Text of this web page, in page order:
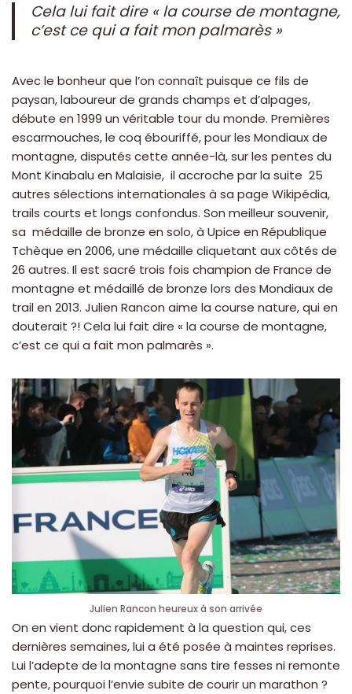
Cela lui fait dire « la course de montagne,
c’est ce qui a fait mon palmarès »
Avec le bonheur que l’on connaît puisque ce fils de
paysan, laboureur de grands champs et d’alpages,
débute en 1999 un véritable tour du monde. Premières
escarmouches, le coq ébouriffé, pour les Mondiaux de
montagne, disputés cette année-là, sur les pentes du
Mont Kinabalu en Malaisie, il accroche par la suite 25
autres sélections internationales à sa page Wikipédia,
trails courts et longs confondus. Son meilleur souvenir,
sa médaille de bronze en solo, à Upice en République
Tchèque en 2006, une médaille cliquetant aux côtés de
26 autres. Il est sacré trois fois champion de France de
montagne et médaillé de bronze lors des Mondiaux de
trail en 2013. Julien Rancon aime la course nature, qui en
douterait ?! Cela lui fait dire « la course de montagne,
c’est ce qui a fait mon palmarès ».
Julien Rancon heureux à son arrivée
On en vient donc rapidement à la question qui, ces
dernières semaines, lui a été posée à maintes reprises.
Lui l’adepte de la montagne sans tire fesses ni remonte
pente, pourquoi l’envie subite de courir un marathon ?